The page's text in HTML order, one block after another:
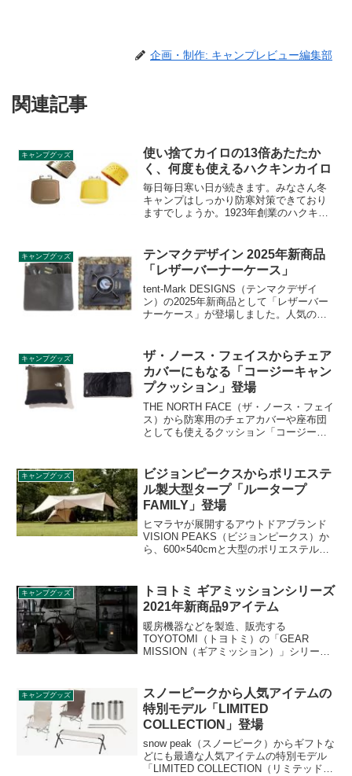
企画・制作: キャンプレビュー編集部
関連記事
キャンプグッズ
使い捨てカイロの13倍あたたか
く、何度も使えるハクキンカイロ
毎日毎日寒い日が続きます。みなさん冬
キャンプはしっかり防寒対策できており
ますでしょうか。1923年創業のハクキン
倍あたたかいというハクキンカイロ、詳
細をレビューします。
キャンプグッズ
テンマクデザイン 2025年新商品
「レザーバーナーケース」
tent-Mark DESIGNS（テンマクデザイ
ン）の2025年新商品として「レザーバー
ナーケース」が登場しました。人気のシ
で、スライドガストーチなどの小物も一
緒に収納可能です。詳細をレビューしま
す。
キャンプグッズ
ザ・ノース・フェイスからチェア
カバーにもなる「コージーキャン
プクッション」登場
THE NORTH FACE（ザ・ノース・フェイ
ス）から防寒用のチェアカバーや座布団
としても使えるクッション「コージーキ
ル仕様です。詳細をレビューします。
キャンプグッズ
ビジョンピークスからポリエステ
ル製大型タープ「ルータープ
FAMILY」登場
ヒマラヤが展開するアウトドアブランド
VISION PEAKS（ビジョンピークス）か
ら、600×540cmと大型のポリエステル製
イルを楽しめる大型タープです。詳細を
レビューします。
キャンプグッズ
トヨトミ ギアミッションシリーズ
2021年新商品9アイテム
暖房機器などを製造、販売する
TOYOTOMI（トヨトミ）の「GEAR
MISSION（ギアミッション）」シリーズ
開始されます。詳細をレビューします。
キャンプグッズ
スノーピークから人気アイテムの
特別モデル「LIMITED
COLLECTION」登場
snow peak（スノーピーク）からギフトな
どにも最適な人気アイテムの特別モデル
「LIMITED COLLECTION（リミテッドコ